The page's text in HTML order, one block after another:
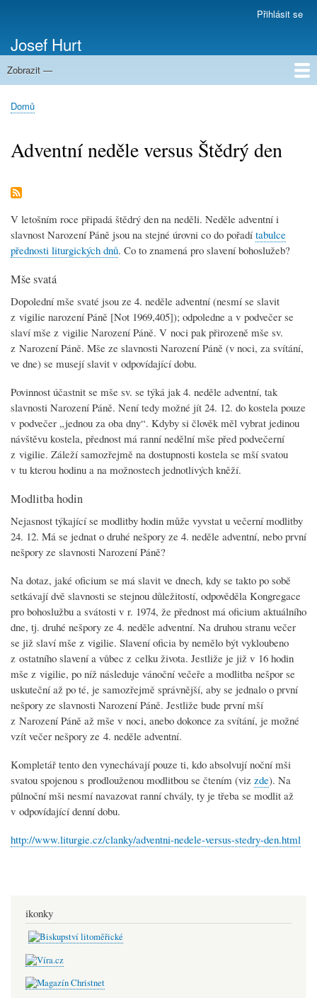
obsahu
uživatelského
účtu
Přihlásit se
Josef Hurt
Zobrazit —
Domů
Drobečková
Domů
Adventní neděle versus Štědrý den
V letošním roce připadá štědrý den na neděli. Neděle adventní i
slavnost Narození Páně jsou na stejné úrovni co do pořadítabulce
přednosti liturgických dnů. Co to znamená pro slavení bohoslužeb?
Mše svatá
Dopolední mše svaté jsou ze 4. neděle adventní (nesmí se slavit
z vigilie narození Páně [Not 1969,405]); odpoledne a v podvečer se
slaví mše z vigilie Narození Páně. V noci pak přirozeně mše sv.
z Narození Páně. Mše ze slavnosti Narození Páně (v noci, za svítání,
ve dne) se musejí slavit v odpovídající dobu.
Povinnost účastnit se mše sv. se týká jak 4. neděle adventní, tak
slavnosti Narození Páně. Není tedy možné jít 24. 12. do kostela pouze
v podvečer „jednou za oba dny“. Kdyby si člověk měl vybrat jedinou
návštěvu kostela, přednost má ranní nedělní mše před podvečerní
z vigilie. Záleží samozřejmě na dostupnosti kostela se mší svatou
v tu kterou hodinu a na možnostech jednotlivých kněží.
Modlitba hodin
Nejasnost týkající se modlitby hodin může vyvstat u večerní modlitby
24. 12. Má se jednat o druhé nešpory ze 4. neděle adventní, nebo první
nešpory ze slavnosti Narození Páně?
Na dotaz, jaké oficium se má slavit ve dnech, kdy se takto po sobě
setkávají dvě slavnosti se stejnou důležitostí, odpověděla Kongregace
pro bohoslužbu a svátosti v r. 1974, že přednost má oficium aktuálního
dne, tj. druhé nešpory ze 4. neděle adventní. Na druhou stranu večer
se již slaví mše z vigilie. Slavení oficia by nemělo být vykloubeno
z ostatního slavení a vůbec z celku života. Jestliže je již v 16 hodin
mše z vigilie, po níž následuje vánoční večeře a modlitba nešpor se
uskuteční až po té, je samozřejmě správnější, aby se jednalo o první
nešpory ze slavnosti Narození Páně. Jestliže bude první mší
z Narození Páně až mše v noci, anebo dokonce za svítání, je možné
vzít večer nešpory ze 4. neděle adventní.
Kompletář tento den vynechávají pouze ti, kdo absolvují noční mši
svatou spojenou s prodlouženou modlitbou se čtením (viz zde). Na
půlnoční mši nesmí navazovat ranní chvály, ty je třeba se modlit až
v odpovídající denní dobu.
http://www.liturgie.cz/clanky/adventni-nedele-versus-stedry-den.html
ikonky